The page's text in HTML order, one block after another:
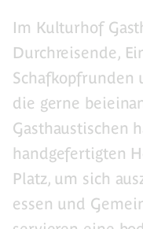
Im Kulturhof
Durchreisende,
Schafkopfrunden
die gerne
Gasthaustischen
handgefertigten
Platz, um sich
essen und